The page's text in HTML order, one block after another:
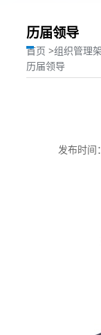
历届领导
首页 >组织管理
历届领导
发布时间